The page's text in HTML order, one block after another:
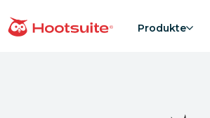
zum
Homepage Produkte